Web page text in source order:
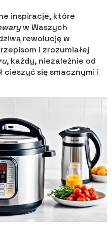
inspiracje, które
w Waszych
rewolucję w
i zrozumiałej
, każdy, niezależnie od
cieszyć się smacznymi i